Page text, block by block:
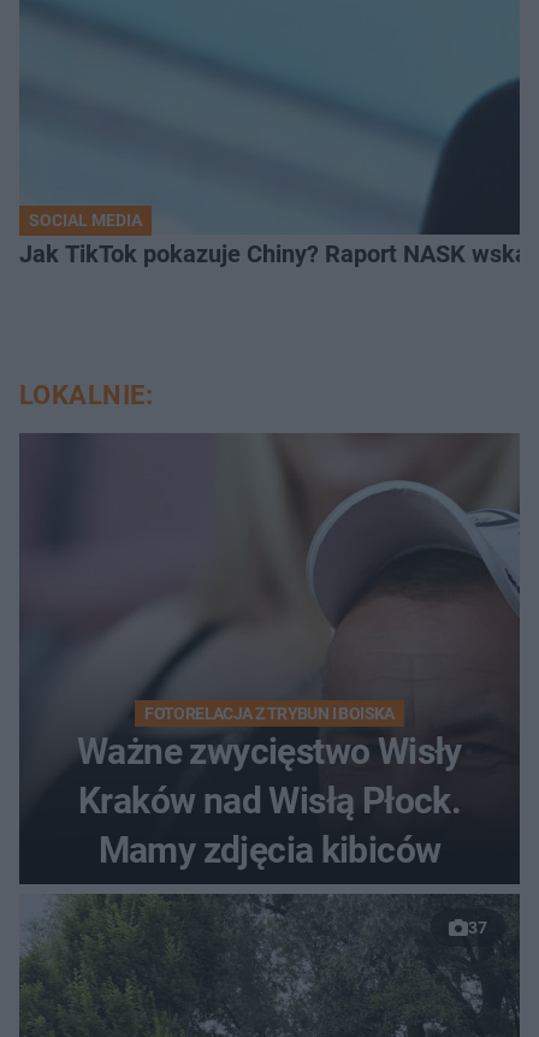
SOCIAL MEDIA
Jak TikTok pokazuje Chiny? Raport NASK
LOKALNIE:
FOTORELACJA Z TRYBUN I BOISKA
Ważne zwycięstwo Wisły
Kraków nad Wisłą Płock.
Mamy zdjęcia kibiców
37